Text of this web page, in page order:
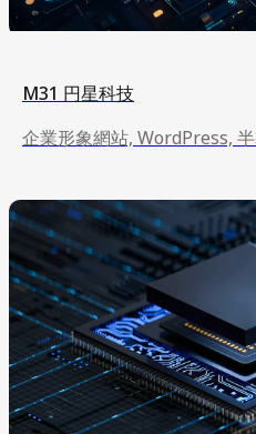
M31 円星科技
企業形象網站, WordPress,